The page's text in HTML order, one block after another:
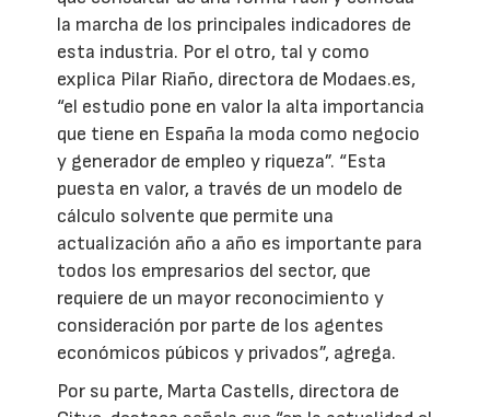
la marcha de los principales indicadores de
esta industria. Por el otro, tal y como
explica Pilar Riaño, directora de Modaes.es,
“el estudio pone en valor la alta importancia
que tiene en España la moda como negocio
y generador de empleo y riqueza”. “Esta
puesta en valor, a través de un modelo de
cálculo solvente que permite una
actualización año a año es importante para
todos los empresarios del sector, que
requiere de un mayor reconocimiento y
consideración por parte de los agentes
económicos púbicos y privados”, agrega.
Por su parte, Marta Castells, directora de